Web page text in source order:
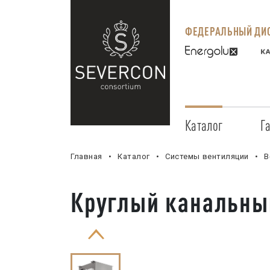
ФЕДЕРАЛЬНЫЙ
Каталог
Главная Каталог Системы вентиляции
Круглый